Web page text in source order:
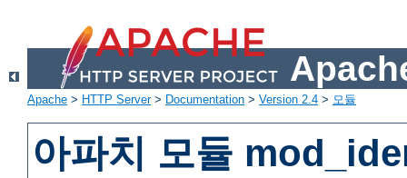
Apache > HTTP Server> Documentation > Version 2.4 > 모듈
아파치 모듈